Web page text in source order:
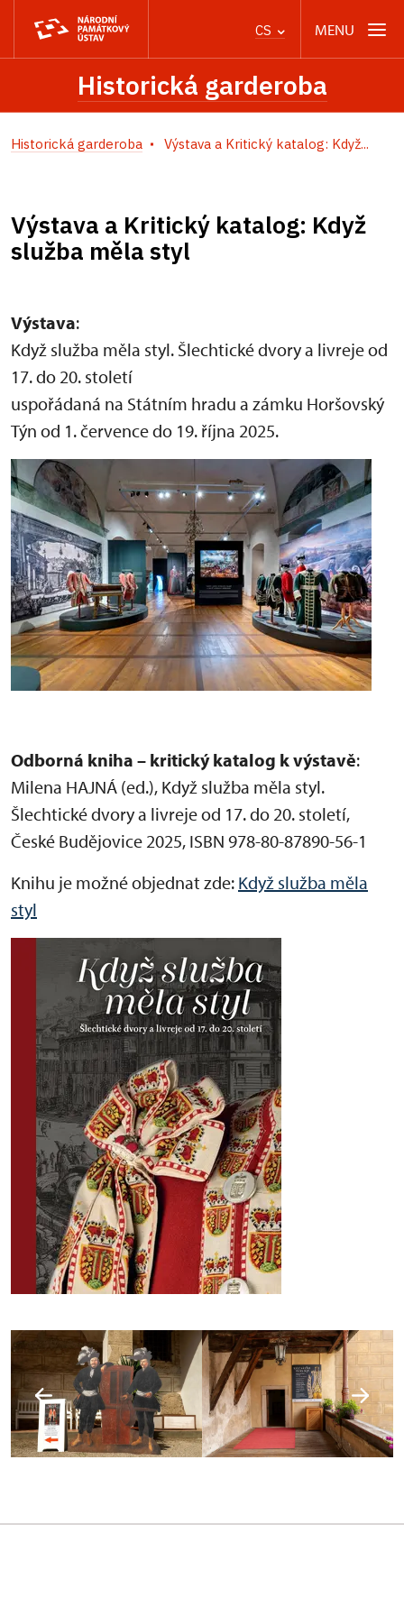
CS MENU
Historická garderoba
Historická garderoba Výstava a Kritický katalog: Když...
Výstava a Kritický katalog: Když
služba měla styl
Výstava:
Když služba měla styl. Šlechtické dvory a livreje od
17. do 20. století
uspořádaná na Státním hradu a zámku Horšovský
Týn od 1. července do 19. října 2025.
Odborná kniha – kritický katalog k výstavě:
Milena HAJNÁ (ed.), Když služba měla styl.
Šlechtické dvory a livreje od 17. do 20. století,
České Budějovice 2025, ISBN 978-80-87890-56-1
Knihu je možné objednat zde: Když služba měla
styl